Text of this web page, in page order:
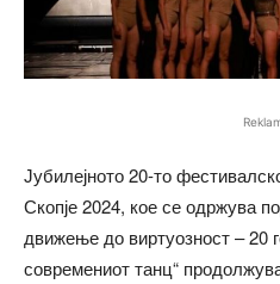
Јубилејното 20-то
Скопје 2024, кое се одржува
движење до виртуозност – 20
современиот танц“